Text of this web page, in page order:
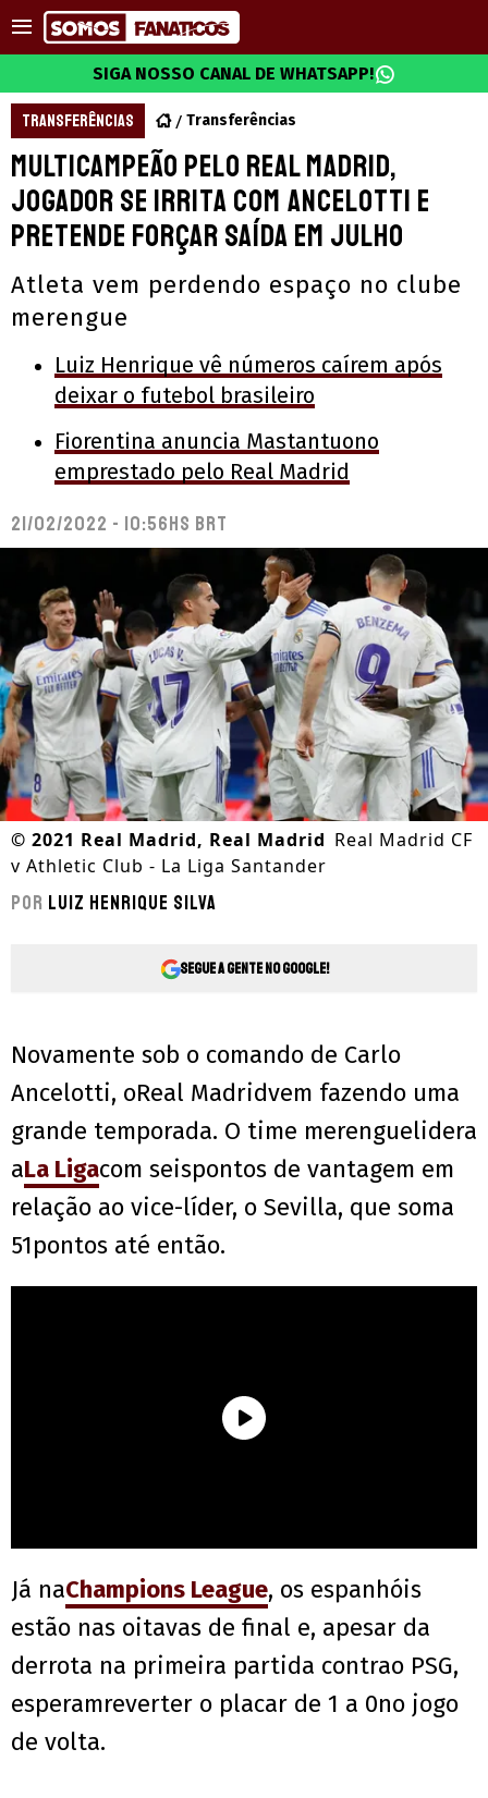
SIGA NOSSO CANAL DE WHATSAPP!
TRANSFERÊNCIAS Transferências
Multicampeão pelo Real Madrid,
jogador se irrita com Ancelotti e
pretende forçar saída em julho
Atleta vem perdendo espaço no clube
merengue
Luiz Henrique vê números caírem após
deixar o futebol brasileiro
Fiorentina anuncia Mastantuono
emprestado pelo Real Madrid
21/02/2022 - 10:56hs BRT
© 2021 Real Madrid, Real Madrid Real Madrid CF
v Athletic Club - La Liga Santander
Por Luiz Henrique Silva
Segue a gente no Google!
Novamente sob o comando de Carlo
Ancelotti, oReal Madridvem fazendo uma
grande temporada. O time merenguelidera
aLa Ligacom seispontos de vantagem em
relação ao vice-líder, o Sevilla, que soma
51pontos até então.
Já naChampions League, os espanhóis
estão nas oitavas de final e, apesar da
derrota na primeira partida contrao PSG,
esperamreverter o placar de 1 a 0no jogo
de volta.